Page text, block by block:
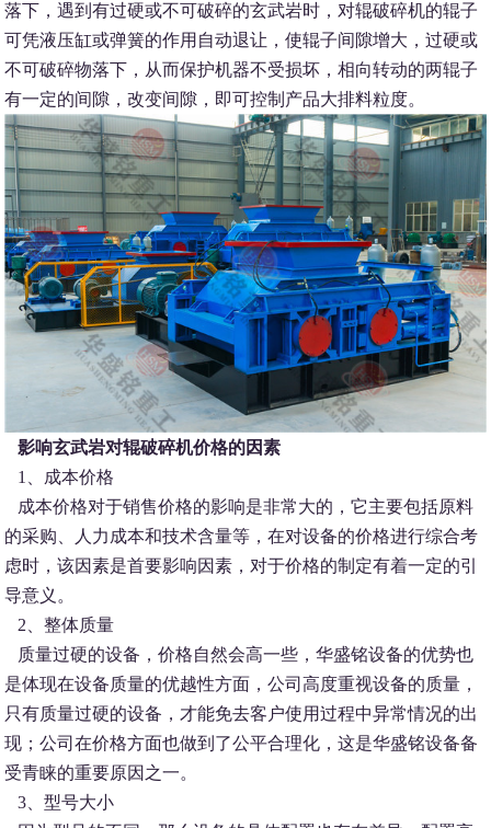
落下，遇到有过硬或不可破碎的玄武岩时，对辊破碎机的辊子
可凭液压缸或弹簧的作用自动退让，使辊子间隙增大，过硬或
不可破碎物落下，从而保护机器不受损坏，相向转动的两辊子
有一定的间隙，改变间隙，即可控制产品大排料粒度。
影响玄武岩对辊破碎机价格的因素
1、成本价格
成本价格对于销售价格的影响是非常大的，它主要包括原料
的采购、人力成本和技术含量等，在对设备的价格进行综合考
虑时，该因素是首要影响因素，对于价格的制定有着一定的引
导意义。
2、整体质量
质量过硬的设备，价格自然会高一些，华盛铭设备的优势也
是体现在设备质量的优越性方面，公司高度重视设备的质量，
只有质量过硬的设备，才能免去客户使用过程中异常情况的出
现；公司在价格方面也做到了公平合理化，这是华盛铭设备备
受青睐的重要原因之一。
3、型号大小